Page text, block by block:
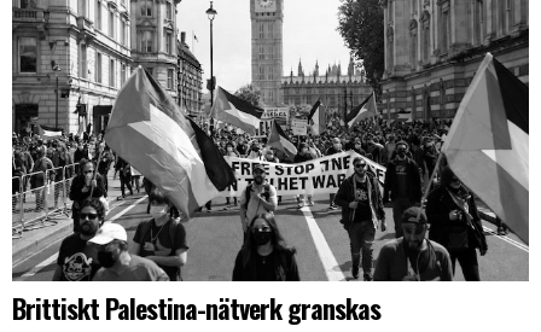
Brittiskt Palestina-nätverk granskas